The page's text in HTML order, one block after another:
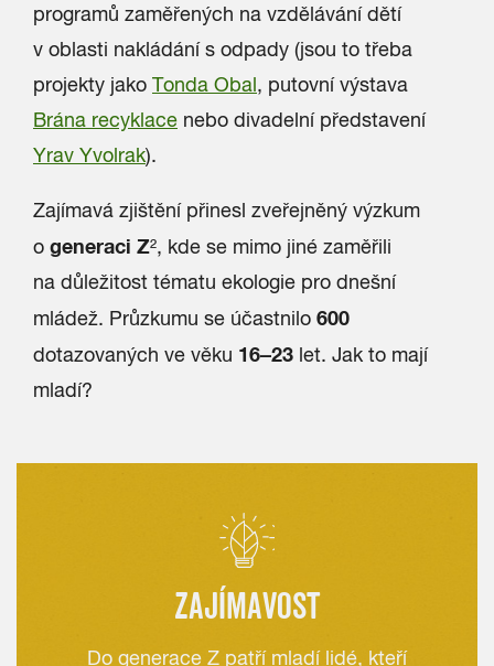
programů zaměřených na vzdělávání dětí
v oblasti nakládání s odpady (jsou to třeba
projekty jako Tonda Obal, putovní výstava
Brána recyklace nebo divadelní představení
Yrav Yvolrak).
Zajímavá zjištění přinesl zveřejněný výzkum
o generaci Z², kde se mimo jiné zaměřili
na důležitost tématu ekologie pro dnešní
mládež. Průzkumu se účastnilo 600
dotazovaných ve věku 16–23 let. Jak to mají
mladí?
ZAJÍMAVOST
Do generace Z patří mladí lidé, kteří